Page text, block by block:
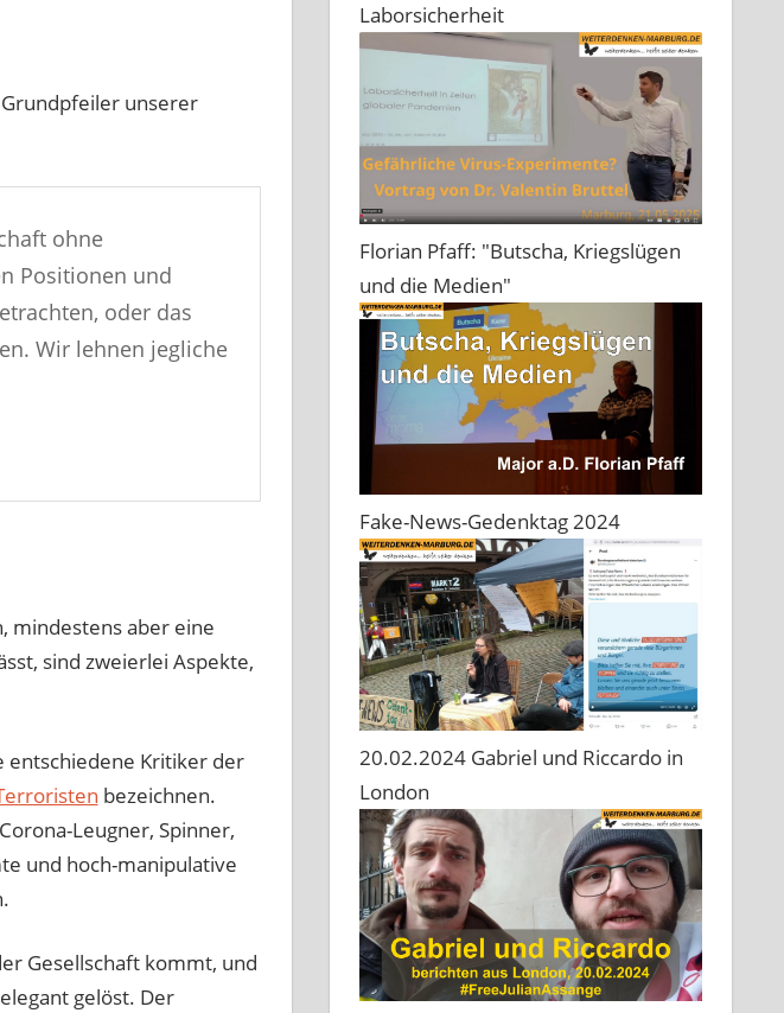
unserer
ohne
Positionen und
oder das
Wir lehnen jegliche
aber eine
sind zweierlei Aspekte,
entschiedene Kritiker der
bezeichnen.
Leugner, Spinner,
und hoch-manipulative
Gesellschaft kommt, und
gelöst. Der
Laborsicherheit
Florian Pfaff: "Butscha, Kriegslügen
und die Medien"
Fake-News-Gedenktag 2024
20.02.2024 Gabriel und Riccardo in
London